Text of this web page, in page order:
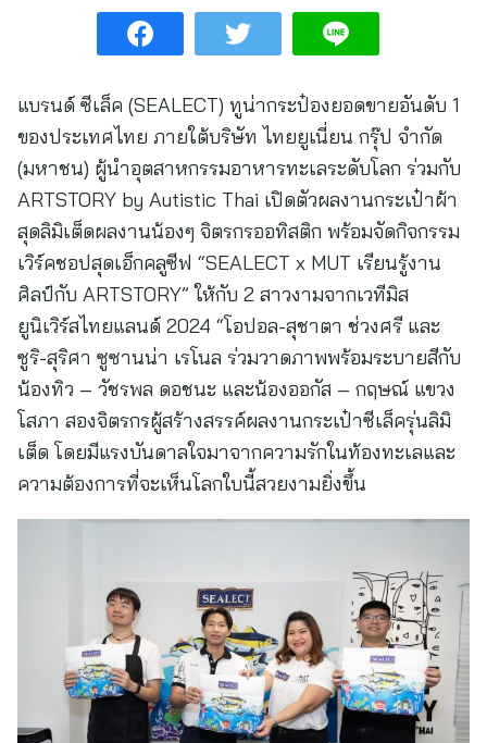
แบรนด์ ซีเล็ค (SEALECT) ทูน่ากระป๋องยอดขายอันดับ 1
ของประเทศไทย ภายใต้บริษัท ไทยยูเนี่ยน กรุ๊ป จำกัด
(มหาชน) ผู้นำอุตสาหกรรมอาหารทะเลระดับโลก ร่วมกับ
ARTSTORY by Autistic Thai เปิดตัวผลงานกระเป๋าผ้า
สุดลิมิเต็ดผลงานน้องๆ จิตรกรออทิสติก พร้อมจัดกิจกรรม
เวิร์คชอปสุดเอ็กคลูซีฟ “SEALECT x MUT เรียนรู้งาน
ศิลป์กับ ARTSTORY” ให้กับ 2 สาวงามจากเวทีมิส
ยูนิเวิร์สไทยแลนด์ 2024 “โอปอล-สุชาตา ช่วงศรี และ
ซูริ-สุริศา ซูซานน่า เรโนล ร่วมวาดภาพพร้อมระบายสีกับ
น้องทิว – วัชรพล ดอชนะ และน้องออกัส – กฤษณ์ แขวง
โสภา สองจิตรกรผู้สร้างสรรค์ผลงานกระเป๋าซีเล็ครุ่นลิมิ
เต็ด โดยมีแรงบันดาลใจมาจากความรักในท้องทะเลและ
ความต้องการที่จะเห็นโลกใบนี้สวยงามยิ่งขึ้น